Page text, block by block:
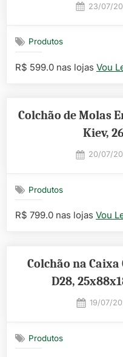
Posted
23/07/
Produtos
R$ 599.0 nas lojas Vou
Colchão de Molas
Kiev,
Posted
20/07/
Produtos
R$ 799.0 nas lojas Vou
Colchão na Caixa
D28,
Posted
19/07/
Produtos